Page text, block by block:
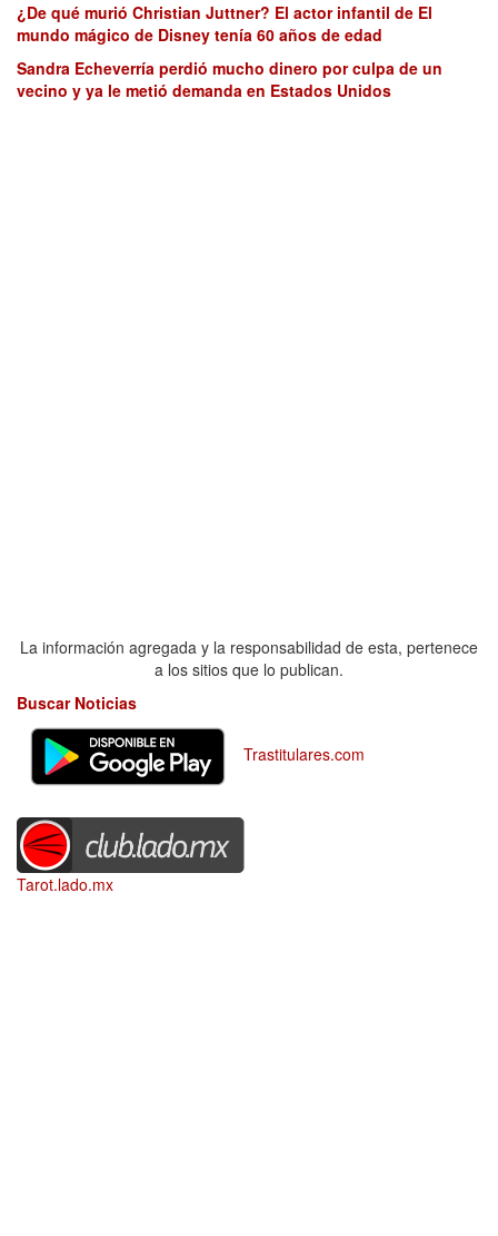
¿De qué murió Christian Juttner? El actor infantil de El
mundo mágico de Disney tenía 60 años de edad
Sandra Echeverría perdió mucho dinero por culpa de un
vecino y ya le metió demanda en Estados Unidos
La información agregada y la responsabilidad de esta, pertenece
a los sitios que lo publican.
Buscar Noticias
Trastitulares.com
Tarot.lado.mx